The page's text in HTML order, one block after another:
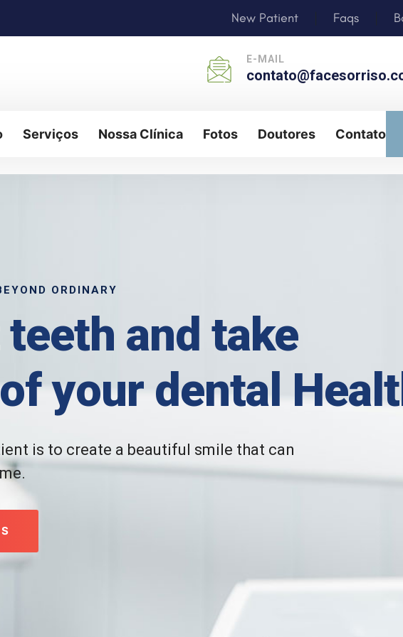
New Patient Faqs
E-MAIL
Serviços Nossa Clínica Fotos Doutores Contato
Serviços Nossa Clínica Fotos Doutores Contato
ORDINARY
and take
your dental
is to create a beautiful smile that can